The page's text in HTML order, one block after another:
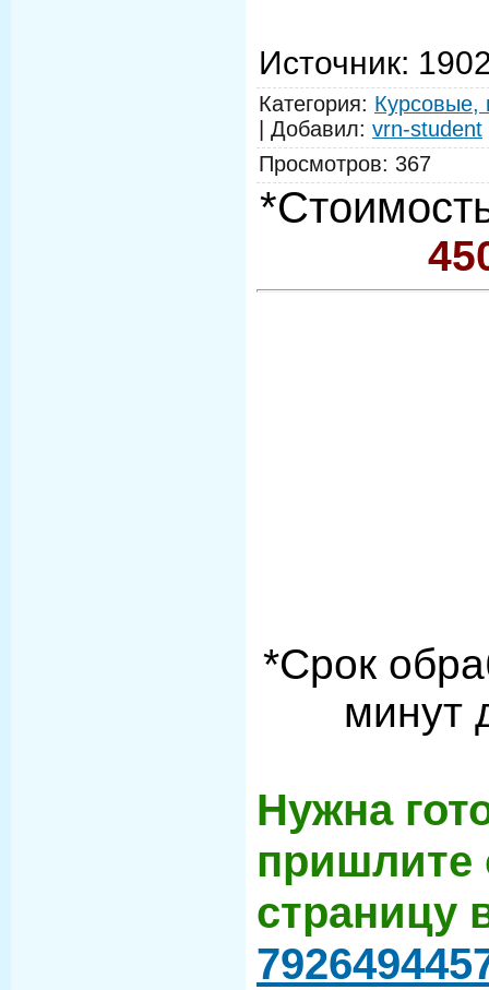
Источник:
Категория: Курсовые,
Добавил: vrn-student
Просмотров: 367
*Срок
минут
Нужна
пришлите
страницу